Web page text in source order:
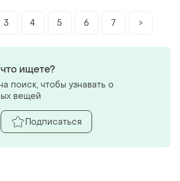
спортивні
3 4 5 6 7 >
ищете?
поиск, чтобы узнавать о
вещей
Подписаться